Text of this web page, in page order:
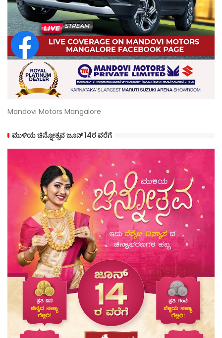
Mandovi Motors Mangalore
ಮುಳಿಯ ಚಿನ್ನೋತ್ಸವ ಜೂನ್ 14ರ ವರೆಗೆ